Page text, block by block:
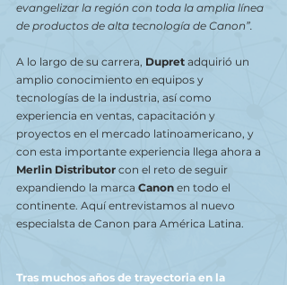
evangelizar la región con toda la amplia línea
de productos de alta tecnología de Canon”.
A lo largo de su carrera, Dupret adquirió un
amplio conocimiento en equipos y
tecnologías de la industria, así como
experiencia en ventas, capacitación y
proyectos en el mercado latinoamericano, y
con esta importante experiencia llega ahora a
Merlin Distributor con el reto de seguir
expandiendo la marca Canon en todo el
continente. Aquí entrevistamos al nuevo
especialsta de Canon para América Latina.
Tras muchos años de trayectoria en la